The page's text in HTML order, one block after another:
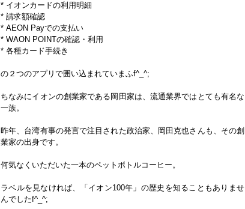
* イオンカードの利用明細
* 請求額確認
* AEON Payでの支払い
* WAON POINTの確認・利用
* 各種カード手続き
の２つのアプリで囲い込まれていまふf^_^;
ちなみにイオンの創業家である岡田家は、流通業界ではとても有名な
一族。
昨年、台湾有事の発言で注目された政治家、岡田克也さんも、その創
業家の出身です。
何気なくいただいた一本のペットボトルコーヒー。
ラベルを見なければ、「イオン100年」の歴史を知ることもありませ
んでしたf^_^;